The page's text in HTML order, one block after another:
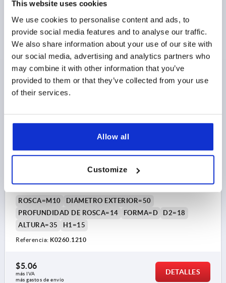
This website uses cookies
We use cookies to personalise content and ads, to
provide social media features and to analyse our traffic.
We also share information about your use of our site with
our social media, advertising and analytics partners who
may combine it with other information that you’ve
provided to them or that they’ve collected from your use
of their services.
Allow all
Customize
Referencia:K0260.1208
$5.03
más IVA
más gastos de envío
K0260 D
FORMA:D, TERMOPLÁSTICO GRIS ANTRACITA
RAL7021, COMP:ACERO
ROSCA=M10
DIÁMETRO EXTERIOR=50
PROFUNDIDAD DE ROSCA=14
FORMA=D
D2=18
ALTURA=35
H1=15
Referencia: K0260.1210
$5.06
más IVA
más gastos de envío
DETALLES